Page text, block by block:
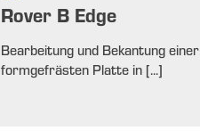
Rover B Edge
Bearbeitung und Bekantung einer
formgefrästen Platte in [...]